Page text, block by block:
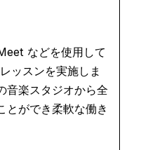
などを使用して
ッスンを実施しま
音楽スタジオから全
とができ柔軟な働き